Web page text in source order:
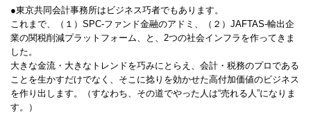
●東京共同会計事務所はビジネス巧者でもあります。
これまで、（１）SPC‐ファンド金融のアドミ、（２）JAFTAS‐輸出企
業の関税削減プラットフォーム、と、2つの社会インフラを作ってきま
した。
大きな金流・大きなトレンドを巧みにとらえ、会計・税務のプロである
ことを生かすだけでなく、そこに捻りを効かせた高付加価値のビジネス
を作り出します。（すなわち、その道でやった人は“売れる人”になりま
す。）